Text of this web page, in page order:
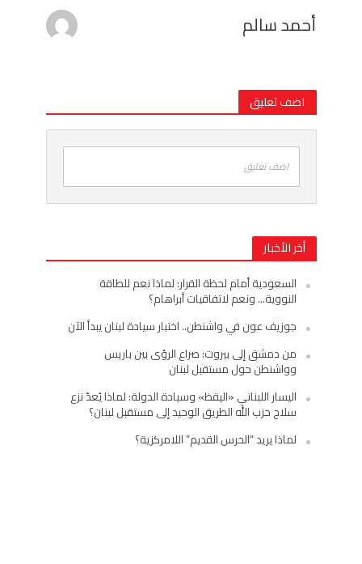
أحمد سالم
اضف تعليق
اضف تعليق
أخر الأخبار
السعودية أمام لحظة القرار: لماذا نعم للطاقة
النووية… ونعم لاتفاقيات أبراهام؟
جوزيف عون في واشنطن.. اختبار سيادة لبنان يبدأ الآن
من دمشق إلى بيروت: صراع الرؤى بين باريس
وواشنطن حول مستقبل لبنان
اليسار اللبناني «اليقظ» وسيادة الدولة: لماذا يُعدّ نزع
سلاح حزب الله الطريق الوحيد إلى مستقبل لبنان؟
لماذا يريد “الحرس القديم” اللامركزية؟